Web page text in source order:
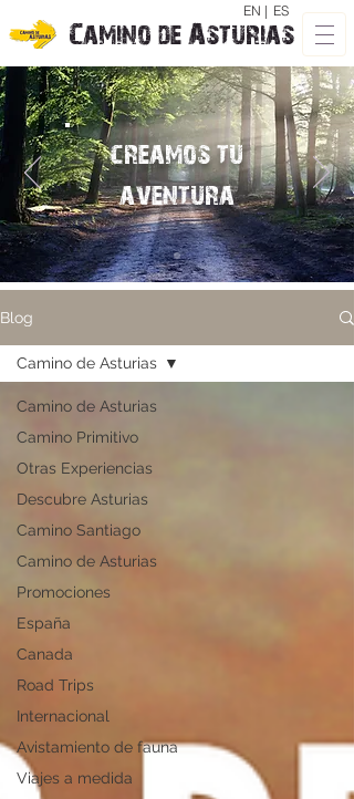
Camino de Asturias
EN | ES
creamos tu
aventura
Blog
Camino de Asturias
Camino Primitivo
Otras Experiencias
Descubre Asturias
Camino Santiago
Camino de Asturias
Promociones
España
Canada
Road Trips
Internacional
Avistamiento de fauna
Viajes a medida
Camino de Asturias